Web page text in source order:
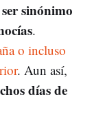
sinónimo
.
o incluso
. Aun así,
días de